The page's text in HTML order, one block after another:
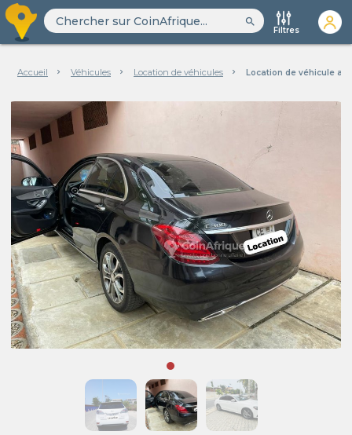
search
Filtres
Accueil Véhicules Location de véhicules Location de véhicule